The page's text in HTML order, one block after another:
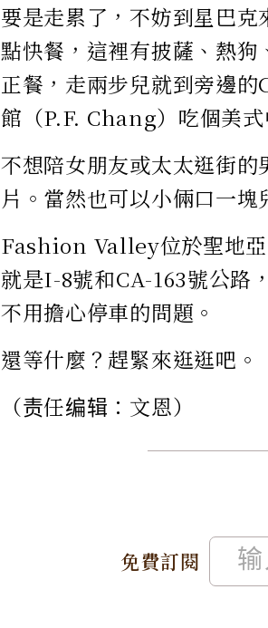
要是走累了，不妨到星巴
點快餐，這裡有披薩、熱
正餐，走兩步兒就到旁邊
館（P.F. Chang）吃個美式
不想陪女朋友或太太逛街
片。當然也可以小倆口一
Fashion Valley位於聖地
就是I-8號和CA-163號公路
不用擔心停車的問題。
還等什麼？趕緊來逛逛吧。
（责任编辑：文恩）
免費訂閱